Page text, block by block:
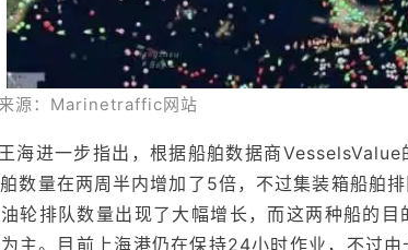
来源：Marinetraffic网站
王海进一步指出，根据船舶数据商
数量在两周半内增加了5倍，不过集装箱船舶
轮排队数量出现了大幅增长，而这两种船的
主。目前上海港仍在保持24小时作业，不过由